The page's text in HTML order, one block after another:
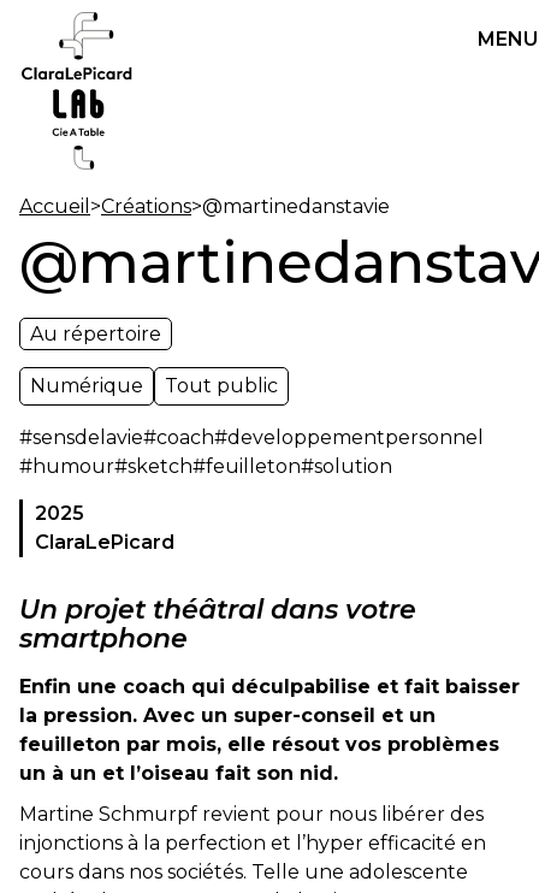
MENU
Accueil >Créations>@martinedanstavie
Au répertoire
Numérique Tout public
#sensdelavie#coach#developpementpersonnel
#humour#sketch#feuilleton#solution
2025
ClaraLePicard
Un projet théâtral dans votre
smartphone
Enfin une coach qui déculpabilise et fait baisser
la pression. Avec un super-conseil et un
feuilleton par mois, elle résout vos problèmes
un à un et l’oiseau fait son nid.
Martine Schmurpf revient pour nous libérer des
injonctions à la perfection et l’hyper efficacité en
cours dans nos sociétés. Telle une adolescente